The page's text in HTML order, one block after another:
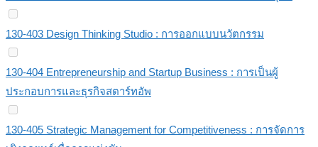
130-403 Design Thinking Studio : การออกแบบนวัตกรรม
130-404 Entrepreneurship and Startup Business : การเป็นผู้
ประกอบการและธุรกิจสตาร์ทอัพ
130-405 Strategic Management for Competitiveness : การจัดการ